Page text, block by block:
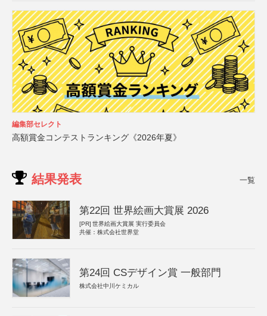
編集部セレクト
高額賞金コンテストランキング《2026年夏》
結果発表 一覧
第22回 世界絵画大賞展 2026
[PR] 世界絵画大賞展 実行委員会
共催：株式会社世界堂
第24回 CSデザイン賞 一般部門
株式会社中川ケミカル